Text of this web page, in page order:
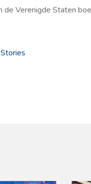
de Verenigde Staten